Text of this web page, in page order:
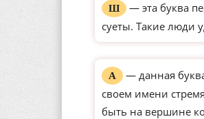
Ш
— эта буква
суеты. Такие люди
А
— данная
своем имени
быть на вершине